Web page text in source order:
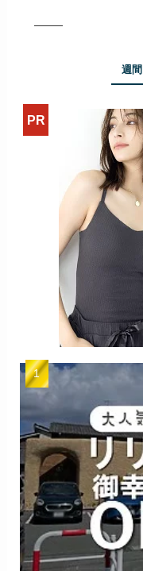
週間